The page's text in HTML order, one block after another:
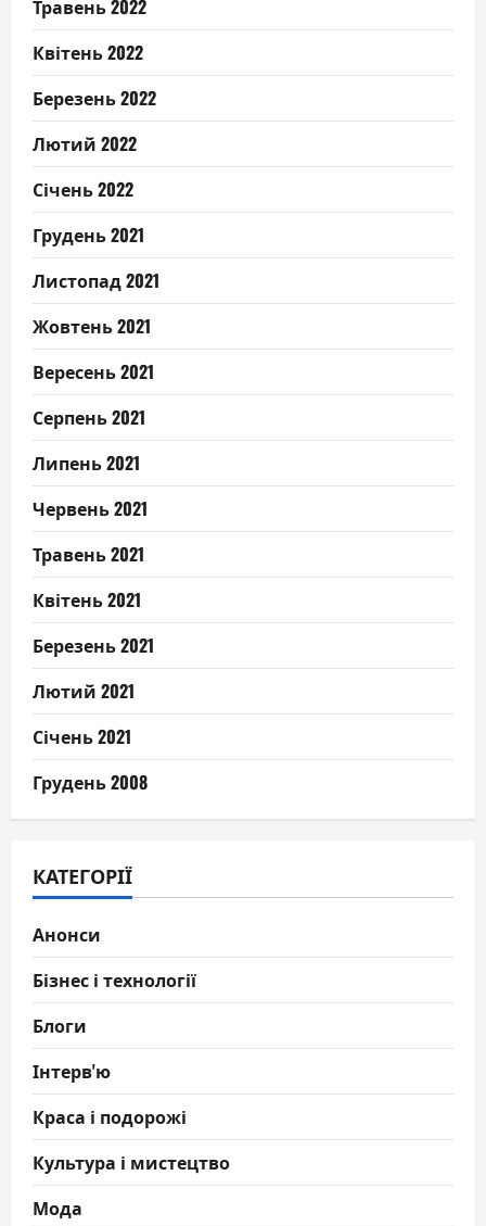
Травень 2022
Квітень 2022
Березень 2022
Лютий 2022
Січень 2022
Грудень 2021
Листопад 2021
Жовтень 2021
Вересень 2021
Серпень 2021
Липень 2021
Червень 2021
Травень 2021
Квітень 2021
Березень 2021
Лютий 2021
Січень 2021
Грудень 2008
КАТЕГОРІЇ
Анонси
Бізнес і технології
Блоги
Інтерв'ю
Краса і подорожі
Культура і мистецтво
Мода